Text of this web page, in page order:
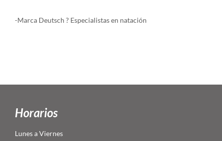
-Marca Deutsch ? Especialistas en natación
Horarios
Lunes a Viernes